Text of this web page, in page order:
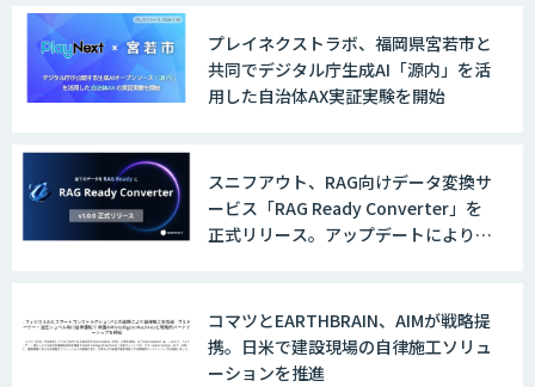
プレイネクストラボ、福岡県宮若市と
共同でデジタル庁生成AI「源内」を活
用した自治体AX実証実験を開始
スニフアウト、RAG向けデータ変換サ
ービス「RAG Ready Converter」を
正式リリース。アップデートにより変
コマツとEARTHBRAIN、AIMが戦略提
携。日米で建設現場の自律施工ソリュ
ーションを推進